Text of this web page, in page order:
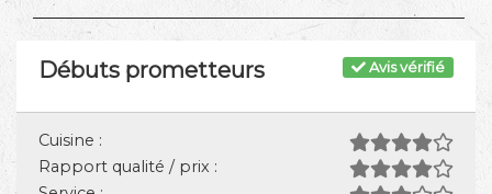
Avis vérifié
Débuts prometteurs
Cuisine :
Rapport qualité / prix :